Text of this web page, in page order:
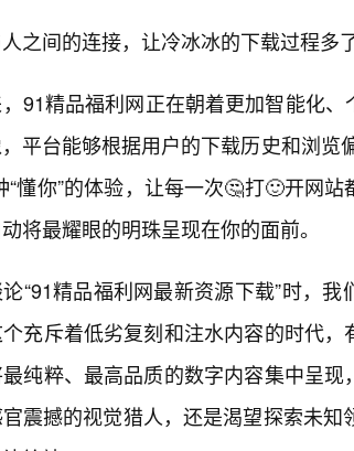
之间的连接，让冷冰冰的下载过程多
91精品福利网正在朝着更加智能化
平台能够根据用户的下载历史和浏览
“懂你”的体验，让每一次🤔打🙂开网
将最耀眼的明珠呈现在你的面前。
“91精品福利网最新资源下载”时，
充斥着低劣复刻和注水内容的时代
纯粹、最高品质的数字内容集中呈
震撼的视觉猎人，还是渴望探索未